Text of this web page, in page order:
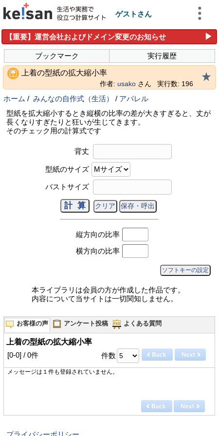
ゲストさん
【重要】運営会社およびドメイン変更のお知らせ ▶
ブックマーク 実行履歴
上着の型紙の拡大縮小率
作者: usako さん 実行数: 196
ホーム / みんなの自作式（生活） / アパレル
型紙を拡大縮小するとき縦横の比率の差が大きすぎると、丈が
長くなりすぎたりと狂いが生じてきます。
そのチェック用の計算式です
背丈
型紙のサイズ
バストサイズ
縦方向の比率
横方向の比率
ソフトキーの設定
本ライブラリは会員の方が作成した作品です。
内容について当サイトは一切関知しません。
お客様の声 アンケート投稿 よくある質問
上着の型紙の拡大縮小率
[0-0] / 0件 件数
メッセージは１件も登録されていません。
プライバシーポリシー